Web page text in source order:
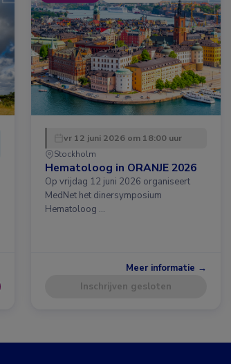
vr 12 juni 2026 om 18:00 uur
Stockholm
Hematoloog in ORANJE 2026
Op vrijdag 12 juni 2026 organiseert
MedNet het dinersymposium
Hematoloog …
Meer informatie →
Inschrijven gesloten